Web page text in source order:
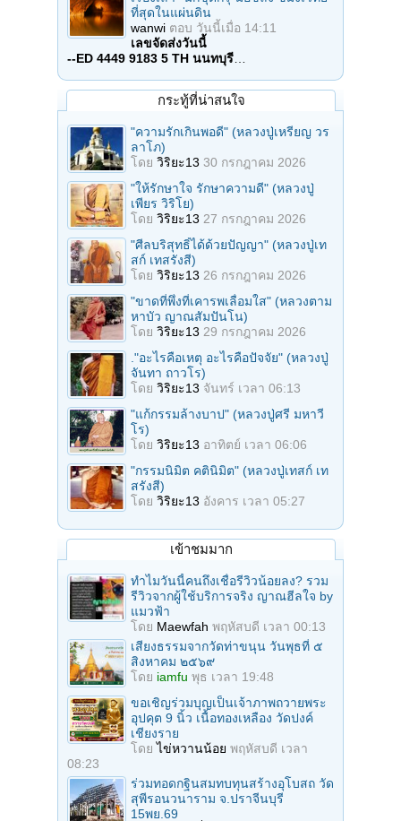
ที่สุดในแผ่นดิน
wanwi ตอบ วันนี้เมื่อ 14:11
เลขจัดส่งวันนี้
--ED 4449 9183 5 TH นนทบุรี…
กระทู้ที่น่าสนใจ
"ความรักเกินพอดี" (หลวงปู่เหรียญ วร
ลาโภ)
โดย วิริยะ13 30 กรกฎาคม 2026
"ให้รักษาใจ รักษาความดี" (หลวงปู่
เพียร วิริโย)
โดย วิริยะ13 27 กรกฎาคม 2026
"ศีลบริสุทธิ์ได้ด้วยปัญญา" (หลวงปู่เท
สก์ เทสรังสี)
โดย วิริยะ13 26 กรกฎาคม 2026
"ขาดที่พึ่งที่เคารพเลื่อมใส" (หลวงตาม
หาบัว ญาณสัมปันโน)
โดย วิริยะ13 29 กรกฎาคม 2026
."อะไรคือเหตุ อะไรคือปัจจัย" (หลวงปู่
จันทา ถาวโร)
โดย วิริยะ13 จันทร์ เวลา 06:13
"แก้กรรมล้างบาป" (หลวงปู่ศรี มหาวี
โร)
โดย วิริยะ13 อาทิตย์ เวลา 06:06
"กรรมนิมิต คตินิมิต" (หลวงปู่เทสก์ เท
สรังสี)
โดย วิริยะ13 อังคาร เวลา 05:27
เข้าชมมาก
ทำไมวันนี้คนถึงเชื่อรีวิวน้อยลง? รวม
รีวิวจากผู้ใช้บริการจริง ญาณฮีลใจ by
แมวฟ้า
โดย Maewfah พฤหัสบดี เวลา 00:13
เสียงธรรมจากวัดท่าขนุน วันพุธที่ ๕
สิงหาคม ๒๕๖๙
โดย iamfu พุธ เวลา 19:48
ขอเชิญร่วมบุญเป็นเจ้าภาพถวายพระ
อุปคุต 9 นิ้ว เนื้อทองเหลือง วัดปงค์
เชียงราย
โดยไข่หวานน้อย พฤหัสบดี เวลา
08:23
ร่วมทอดกฐินสมทบทุนสร้างอุโบสถ วัด
สุพีรอนวนาราม จ.ปราจีนบุรี
15พย.69